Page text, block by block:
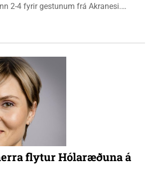
2-4 fyrir gestunum frá Akranesi.
tvo nýja leikmenn en þær dönsku
flytur Hólaræðuna á